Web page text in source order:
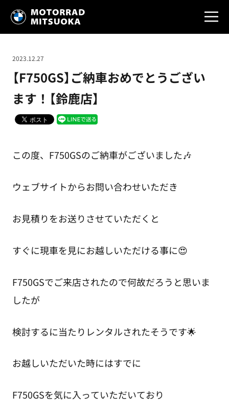
【F750GS】ご納車おめでとうござい
ます！【鈴鹿店】
2023.12.27
この度、F750GSのご納車がございました🎶
ウェブサイトからお問い合わせいただき
お見積りをお送りさせていただくと
すぐに現車を見にお越しいただける事に😍
F750GSでご来店されたので何故だろうと思いま
したが
検討するに当たりレンタルされたそうです🌟
お越しいただいた時にはすでに
F750GSを気に入っていただいており